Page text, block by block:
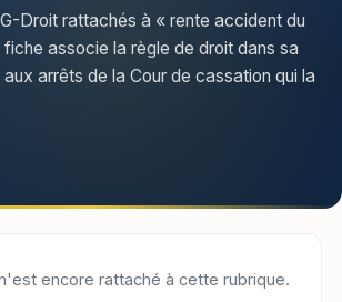
Droit rattachés à « rente accident du
associe la règle de droit dans sa
arrêts de la Cour de cassation qui la
encore rattaché à cette rubrique.